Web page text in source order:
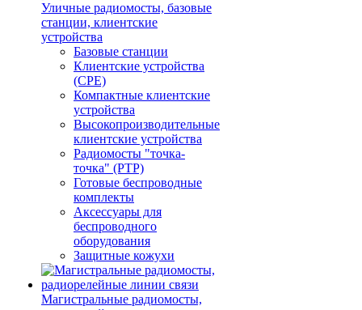
Уличные радиомосты, базовые
станции, клиентские
устройства
Базовые станции
Клиентские устройства
(CPE)
Компактные клиентские
устройства
Высокопроизводительные
клиентские устройства
Радиомосты "точка-
точка" (PTP)
Готовые беспроводные
комплекты
Аксессуары для
беспроводного
оборудования
Защитные кожухи
Магистральные радиомосты,